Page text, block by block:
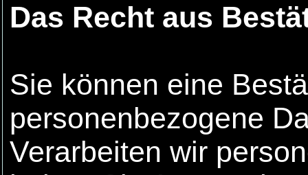
Das Recht aus
Sie können eine
personenbezogene
Verarbeiten wir